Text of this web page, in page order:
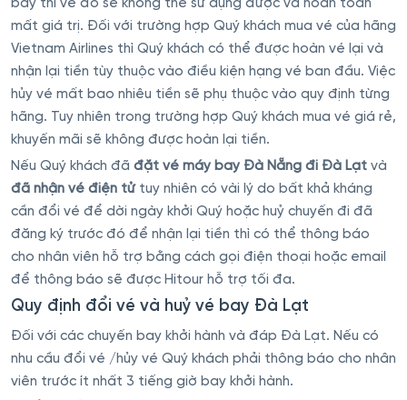
bay thì vé đó sẽ không thể sử dụng được và hoàn toàn
mất giá trị. Đối với trường hợp Quý khách mua vé của hãng
Vietnam Airlines thì Quý khách có thể được hoàn vé lại và
nhận lại tiền tùy thuộc vào điều kiện hạng vé ban đầu. Việc
hủy vé mất bao nhiêu tiền sẽ phụ thuộc vào quy định từng
hãng. Tuy nhiên trong trường hợp Quý khách mua vé giá rẻ,
khuyến mãi sẽ không được hoàn lại tiền.
Nếu Quý khách đã đặt vé máy bay Đà Nẵng đi Đà Lạt và
đã nhận vé điện tửtuy nhiên có vài lý do bất khả kháng
cần đổi vé để dời ngày khởi Quý hoặc huỷ chuyến đi đã
đăng ký trước đó để nhận lại tiền thì có thể thông báo
cho nhân viên hỗ trợ bằng cách gọi điện thoại hoặc email
để thông báo sẽ được Hitour hỗ trợ tối đa.
Quy định đổi vé và huỷ vé bay Đà Lạt
Đối với các chuyến bay khởi hành và đáp Đà Lạt. Nếu có
nhu cầu đổi vé /hủy vé Quý khách phải thông báo cho nhân
viên trước ít nhất 3 tiếng giờ bay khởi hành.